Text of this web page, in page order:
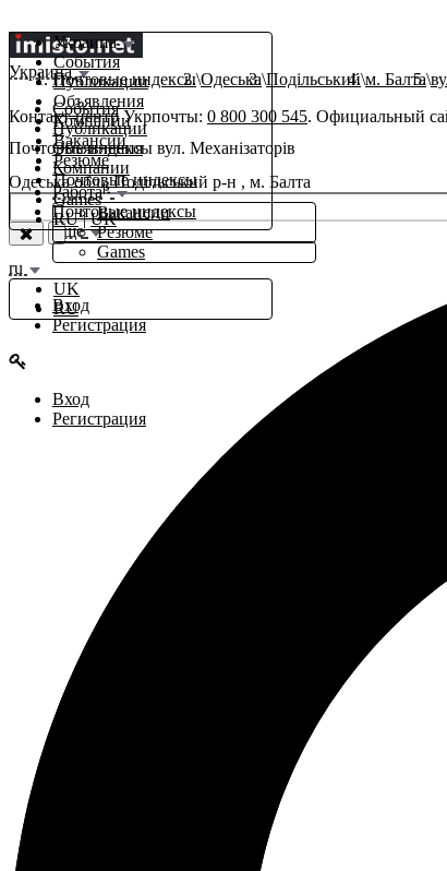
Украина
События
Публикации
Объявления
Компании
Вакансии
Резюме
Почтовые индексы
Games
RU|UK
Украина
События
Публикации
Объявления
Компании
Работаβ
Вакансии
Резюме
Почтовые индексы
Еще
Games
ru
UK
RU
Вход
Регистрация
Вход
Регистрация
Почтовые индексы Одеська Подільський м. Балта
Контакт-центр Укрпочты: 0 800 300 545. Официальный
Почтовые индексы вул. Механізаторів
Одеська обл., Подільський р-н , м. Балта